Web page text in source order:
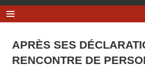
APRÈS SES
RENCONTRE DE